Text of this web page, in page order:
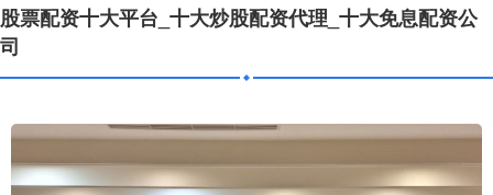
股票配资十大平台_十大炒股配资代理_十大免息配资公
司